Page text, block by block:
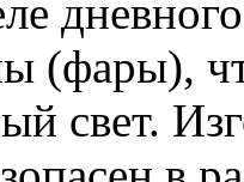
(фары),
свет.